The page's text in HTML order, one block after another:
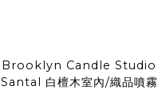
Brooklyn Candle Studio
Santal 白檀木室內/織品噴霧